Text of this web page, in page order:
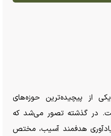
یکی از پیچیده‌ترین حوزه‌های
در گذشته تصور می‌شد که
یادآوری هدفمند آسیب، مختص